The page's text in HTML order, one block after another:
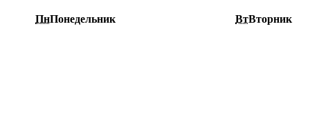
ПнПонедельник ВтВторник